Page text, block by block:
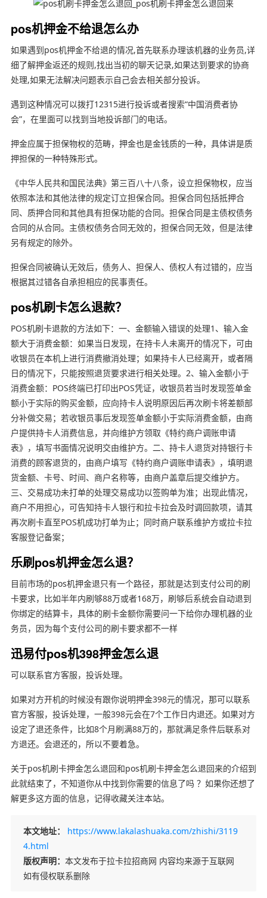
pos机押金不给退怎么办
如果遇到pos机押金不给退的情况,首先联系办理该机器的业务员,详
细了解押金返还的规则,找出当初的聊天记录,如果达到要求的协商
处理,如果无法解决问题表示自己会去相关部分投诉。
遇到这种情况可以拨打12315进行投诉或者搜索“中国消费者协
会”，在里面可以找到当地投诉部门的电话。
押金应属于担保物权的范畴，押金也是金钱质的一种，具体讲是质
押担保的一种特殊形式。
《中华人民共和国民法典》第三百八十八条，设立担保物权，应当
依照本法和其他法律的规定订立担保合同。担保合同包括抵押合
同、质押合同和其他具有担保功能的合同。担保合同是主债权债务
合同的从合同。主债权债务合同无效的，担保合同无效，但是法律
另有规定的除外。
担保合同被确认无效后，债务人、担保人、债权人有过错的，应当
根据其过错各自承担相应的民事责任。
pos机刷卡怎么退款？
POS机刷卡退款的方法如下：一、金额输入错误的处理1、输入金
额大于消费金额：如果当日发现，在持卡人未离开的情况下，可由
收银员在本机上进行消费撤消处理；如果持卡人已经离开，或者隔
日的情况下，只能按照退货要求进行相关处理。2、输入金额小于
消费金额：POS终端已打印出POS凭证，收银员若当时发现签单金
额小于实际的购买金额，应向持卡人说明原因后再次刷卡将差额部
分补做交易；若收银员事后发现签单金额小于实际消费金额，由商
户提供持卡人消费信息，并向维护方领取《特约商户调账申请
表》，填写书面情况说明交由维护方。二、持卡人退货对持银行卡
消费的顾客退货的，由商户填写《特约商户调账申请表》，填明退
货金额、卡号、时间、商户名称等，由商户盖章后提交维护方。
三、交易成功未打单的处理交易成功以签购单为准；出现此情况，
商户不用担心，可告知持卡人银行和拉卡拉会及时调回款项，请其
再次刷卡直至POS机成功打单为止；同时商户联系维护方或拉卡拉
客服登记备案；
乐刷pos机押金怎么退？
目前市场的pos机押金退只有一个路径，那就是达到支付公司的刷
卡要求，比如半年内刷够88万或者168万，刷够后系统会自动退到
你绑定的结算卡，具体的刷卡金额你需要问一下给你办理机器的业
务员，因为每个支付公司的刷卡要求都不一样
迅易付pos机398押金怎么退
可以联系官方客服，投诉处理。
如果对方开机的时候没有跟你说明押金398元的情况，那可以联系
官方客服，投诉处理，一般398元会在7个工作日内退还。如果对方
设定了退还条件，比如8个月刷满88万的，那就满足条件后联系对
方退还。会退还的，所以不要着急。
关于pos机刷卡押金怎么退回和pos机刷卡押金怎么退回来的介绍到
此就结束了，不知道你从中找到你需要的信息了吗 ？如果你还想了
解更多这方面的信息，记得收藏关注本站。
本文地址：
https://www.lakalashuaka.com/zhishi/3119
4.html
版权声明： 本文发布于拉卡拉招商网 内容均来源于互联网
如有侵权联系删除